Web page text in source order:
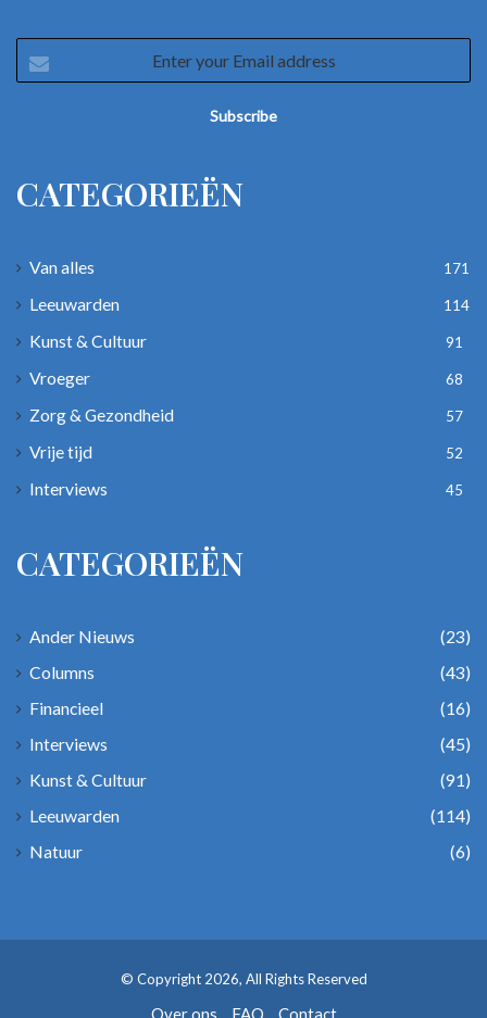
your
CATEGORIEËN
Van alles 171
Leeuwarden 114
Kunst & Cultuur 91
Vroeger 68
Zorg & Gezondheid 57
Vrije tijd 52
Interviews 45
CATEGORIEËN
Ander Nieuws
(23)
Columns
(43)
Financieel
(16)
Interviews
(45)
Kunst & Cultuur
(91)
Leeuwarden
(114)
Natuur
(6)
© Copyright 2026, All Rights Reserved
Over ons FAQ Contact